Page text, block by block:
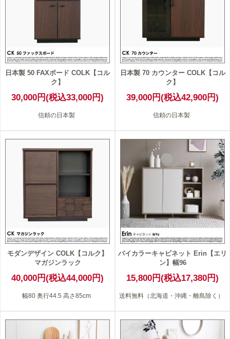
日本製 50 FAXボード COLK【コル
ク】
30,000円(税込33,000円)
信頼の日本製
日本製 70 カウンター COLK【コル
ク】
39,000円(税込42,900円)
信頼の日本製
モダンデザイン COLK【コルク】
マガジンラック
40,000円(税込44,000円)
幅80 奥行44.5 高さ85cm
バイカラーキャビネット Erin【エリ
ン】幅96
15,800円(税込17,380円)
送料無料（北海道・沖縄・離島除く）